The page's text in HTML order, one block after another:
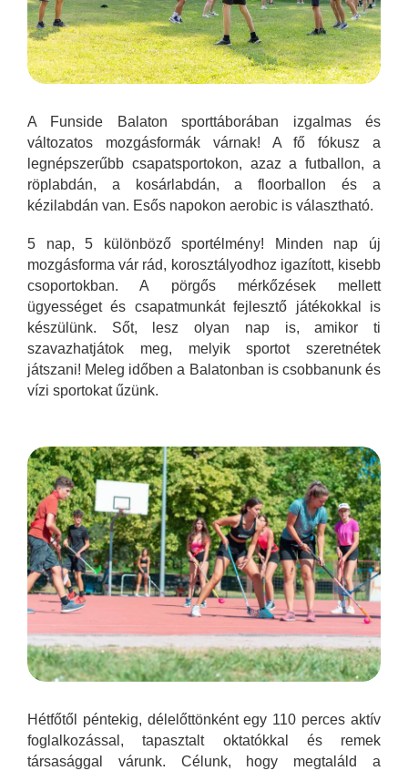
A Funside Balaton sporttáborában izgalmas és
változatos mozgásformák várnak! A fő fókusz a
legnépszerűbb csapatsportokon, azaz a futballon, a
röplabdán, a kosárlabdán, a floorballon és a
kézilabdán van. Esős napokon aerobic is választható.
5 nap, 5 különböző sportélmény! Minden nap új
mozgásforma vár rád, korosztályodhoz igazított, kisebb
csoportokban. A pörgős mérkőzések mellett
ügyességet és csapatmunkát fejlesztő játékokkal is
készülünk. Sőt, lesz olyan nap is, amikor ti
szavazhatjátok meg, melyik sportot szeretnétek
játszani! Meleg időben a Balatonban is csobbanunk és
vízi sportokat űzünk.
Hétfőtől péntekig, délelőttönként egy 110 perces aktív
foglalkozással, tapasztalt oktatókkal és remek
társasággal várunk. Célunk, hogy megtaláld a